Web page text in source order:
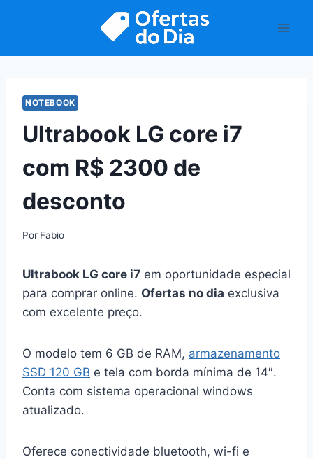
NOTEBOOK
Ultrabook LG core i7
com R$ 2300 de
desconto
Por Fabio
Ultrabook LG core i7 em oportunidade especial
para comprar online. Ofertas no dia exclusiva
com excelente preço.
O modelo tem 6 GB de RAM, armazenamento
SSD 120 GB e tela com borda mínima de 14″.
Conta com sistema operacional windows
atualizado.
Oferece conectividade bluetooth, wi-fi e